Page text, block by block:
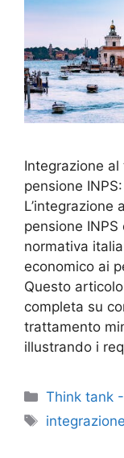
Integrazione
pensione
L’integrazione
pensione
normativa
economico ai
Questo
completa su
trattamento
illustrando i
Categorie
Think tank
Tag
integrazione